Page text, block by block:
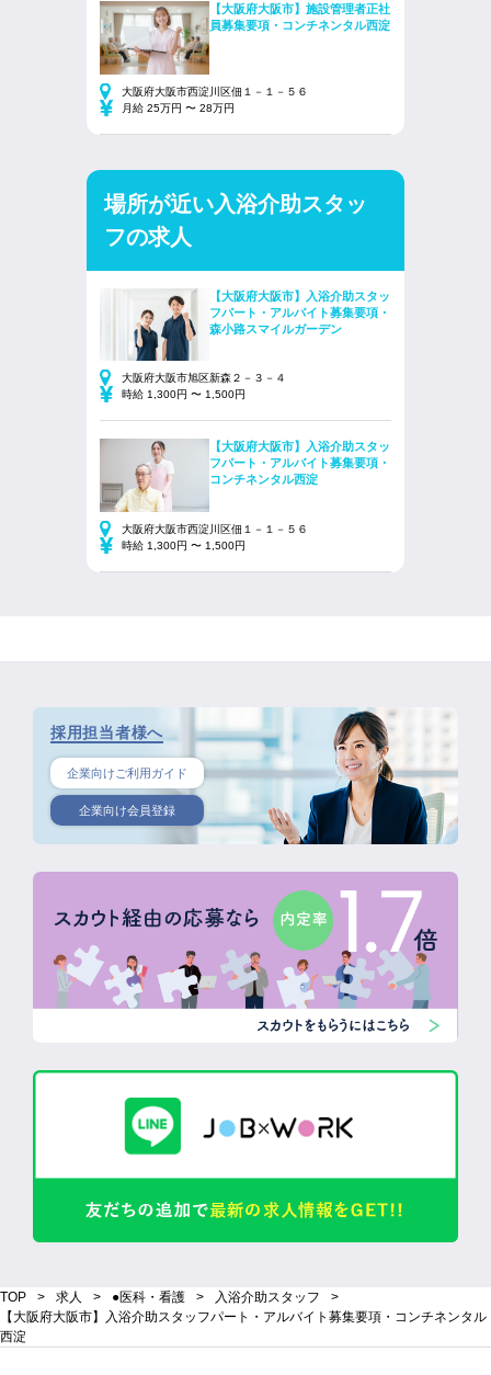
【大阪府大阪市】施設管理者正社
員募集要項・コンチネンタル西淀
大阪府大阪市西淀川区佃１－１－５６
月給 25万円 〜 28万円
場所が近い入浴介助スタッ
フの求人
【大阪府大阪市】入浴介助スタッ
フパート・アルバイト募集要項・
森小路スマイルガーデン
大阪府大阪市旭区新森２－３－４
時給 1,300円 〜 1,500円
【大阪府大阪市】入浴介助スタッ
フパート・アルバイト募集要項・
コンチネンタル西淀
大阪府大阪市西淀川区佃１－１－５６
時給 1,300円 〜 1,500円
採用担当者様へ
企業向けご利用ガイド
企業向け会員登録
TOP 求人 ●医科・看護
入浴介助スタッフ
【大阪府大阪市】入浴介助スタッフパート・アルバイト募集要項・コンチネンタル
西淀